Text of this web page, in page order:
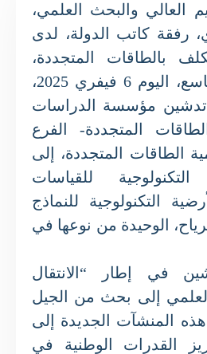
العالي والبحث العلمي،
رفقة كاتب الدولة، لدى
بالطاقات المتجددة،
السيد نور الدين ياسع، اليوم 6 فيفري 2025،
مؤسسة الدراسات
المتجددة- الفرع
الطاقات المتجددة، إلى
للقياسات
التكنولوجية للنماذج
الوحيدة من نوعها في
في إطار “الانتقال
إلى بحث من الجيل
المنشآت الجديدة إلى
القدرات الوطنية في